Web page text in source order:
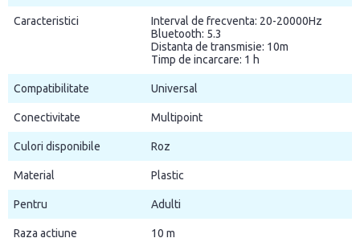
Caracteristici
Interval de frecventa: 20-20000Hz
Bluetooth: 5.3
Distanta de transmisie: 10m
Timp de incarcare: 1 h
Compatibilitate Universal
Conectivitate Multipoint
Culori disponibile Roz
Material Plastic
Pentru Adulti
Raza actiune 10 m